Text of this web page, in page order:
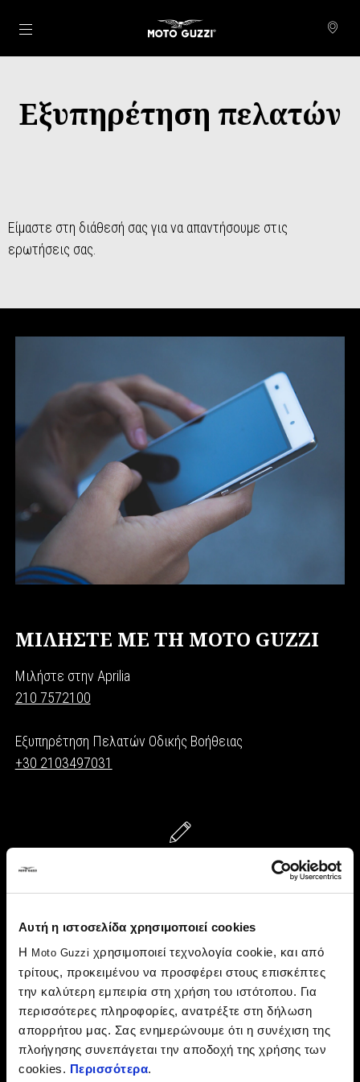
Αυτή η ιστοσελίδα χρησιμοποιεί cookies
Η Moto Guzzi χρησιμοποιεί τεχνολογία cookie, και από
τρίτους, προκειμένου να προσφέρει στους επισκέπτες
την καλύτερη εμπειρία στη χρήση του ιστότοπου. Για
περισσότερες πληροφορίες, ανατρέξτε στη δήλωση
απορρήτου μας. Σας ενημερώνουμε ότι η συνέχιση της
πλοήγησης συνεπάγεται την αποδοχή της χρήσης των
cookies. Περισσότερα.
Μετάβαση στο κυρίως περιεχόμενο
Εξυπηρέτηση πελατών
Είμαστε στη διάθεσή σας για να απαντήσουμε στις
ερωτήσεις σας.
ΜΙΛΗΣΤΕ ΜΕ ΤΗ MOTO GUZZI
Μιλήστε στην Aprilia
210 7572100
Εξυπηρέτηση Πελατών Οδικής Βοήθειας
+30 2103497031
ΓΡΑΨΤΕ ΣΤΗ MOTO GUZZI
μήνυμά σας.
ΚΑΝΤΕ ΚΛΙΚ ΕΔΩ
ΑΙΤΗΣΗ ΕΓΓΡΑΦΩΝ